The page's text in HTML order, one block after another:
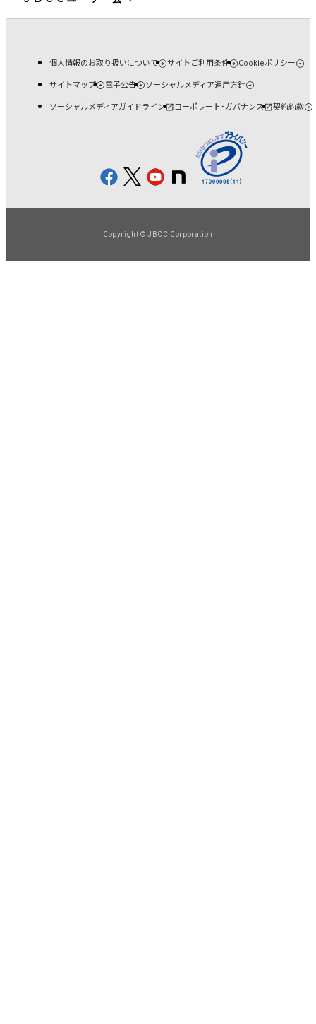
個人情報のお取り扱いについて サイトご利用条件 Cookieポリシー
サイトマップ 電子公告 ソーシャルメディア運用方針
ソーシャルメディアガイドライン コーポレート・ガバナンス 契約約款
Copyright © JBCC Corporation